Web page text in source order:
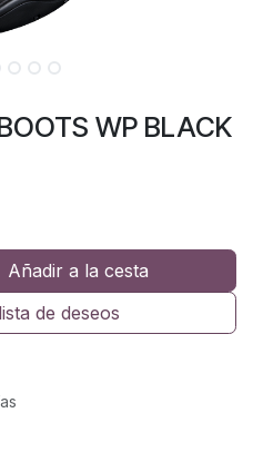
WP BLACK
Añadir a la cesta
de deseos